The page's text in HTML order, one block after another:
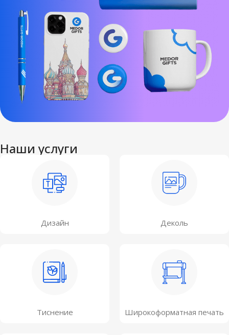
Наши услуги
Дизайн Деколь
Тиснение Широкоформатная печать